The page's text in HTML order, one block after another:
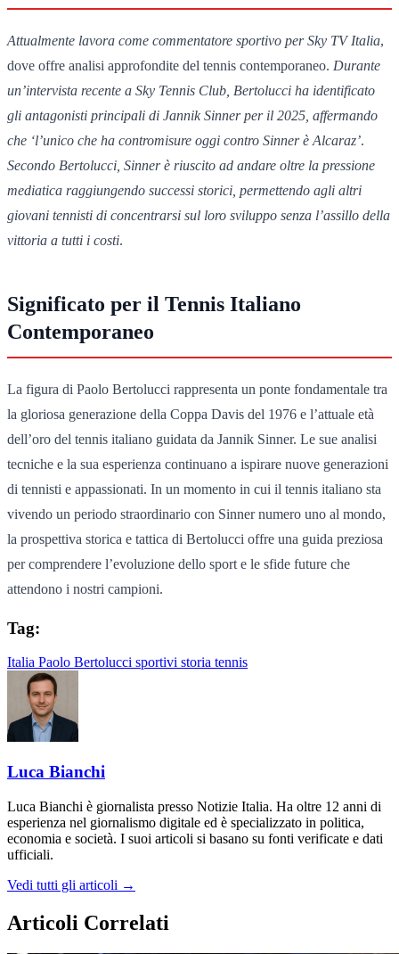
Attualmente lavora come commentatore sportivo per Sky TV Italia,
dove offre analisi approfondite del tennis contemporaneo. Durante
un’intervista recente a Sky Tennis Club, Bertolucci ha identificato
gli antagonisti principali di Jannik Sinner per il 2025, affermando
che ‘l’unico che ha contromisure oggi contro Sinner è Alcaraz’.
Secondo Bertolucci, Sinner è riuscito ad andare oltre la pressione
mediatica raggiungendo successi storici, permettendo agli altri
giovani tennisti di concentrarsi sul loro sviluppo senza l’assillo della
vittoria a tutti i costi.
Significato per il Tennis Italiano
Contemporaneo
La figura di Paolo Bertolucci rappresenta un ponte fondamentale tra
la gloriosa generazione della Coppa Davis del 1976 e l’attuale età
dell’oro del tennis italiano guidata da Jannik Sinner. Le sue analisi
tecniche e la sua esperienza continuano a ispirare nuove generazioni
di tennisti e appassionati. In un momento in cui il tennis italiano sta
vivendo un periodo straordinario con Sinner numero uno al mondo,
la prospettiva storica e tattica di Bertolucci offre una guida preziosa
per comprendere l’evoluzione dello sport e le sfide future che
attendono i nostri campioni.
Tag:
Italia Paolo Bertolucci sportivi storia tennis
Luca Bianchi
Luca Bianchi è giornalista presso Notizie Italia. Ha oltre 12 anni di
esperienza nel giornalismo digitale ed è specializzato in politica,
economia e società. I suoi articoli si basano su fonti verificate e dati
ufficiali.
Vedi tutti gli articoli →
Articoli Correlati